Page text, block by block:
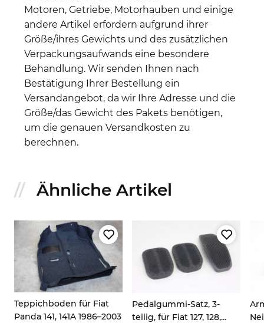
Motoren, Getriebe, Motorhauben und einige
andere Artikel erfordern aufgrund ihrer
Größe/ihres Gewichts und des zusätzlichen
Verpackungsaufwands eine besondere
Behandlung. Wir senden Ihnen nach
Bestätigung Ihrer Bestellung ein
Versandangebot, da wir Ihre Adresse und die
Größe/das Gewicht des Pakets benötigen,
um die genauen Versandkosten zu
berechnen.
Ähnliche Artikel
Teppichboden für Fiat
Panda 141, 141A 1986–2003
Pedalgummi-Satz, 3-
teilig, für Fiat 127, 128,